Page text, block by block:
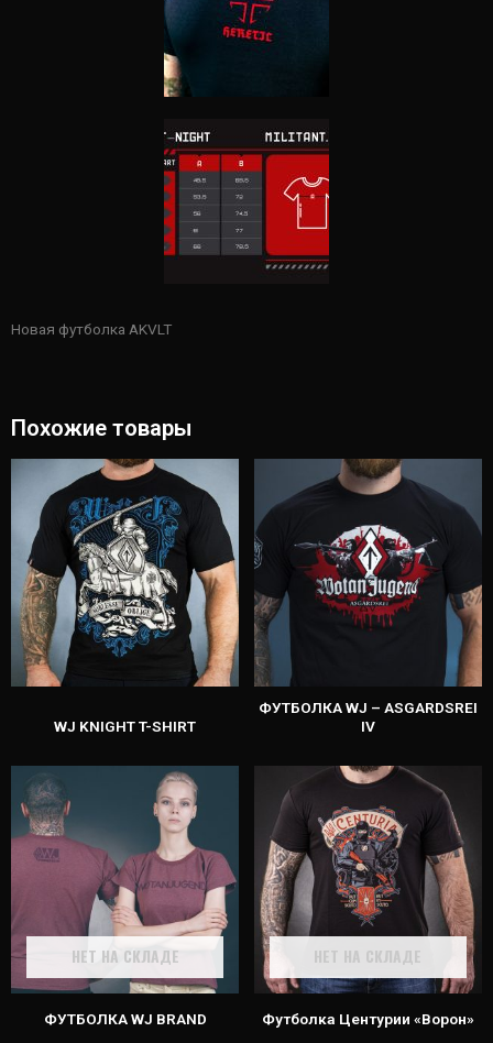
Новая футболка AKVLT
Похожие товары
WJ KNIGHT T-SHIRT
ФУТБОЛКА WJ – ASGARDSREI
IV
НЕТ НА СКЛАДЕ
ФУТБОЛКА WJ BRAND
НЕТ НА СКЛАДЕ
Футболка Центурии «Ворон»